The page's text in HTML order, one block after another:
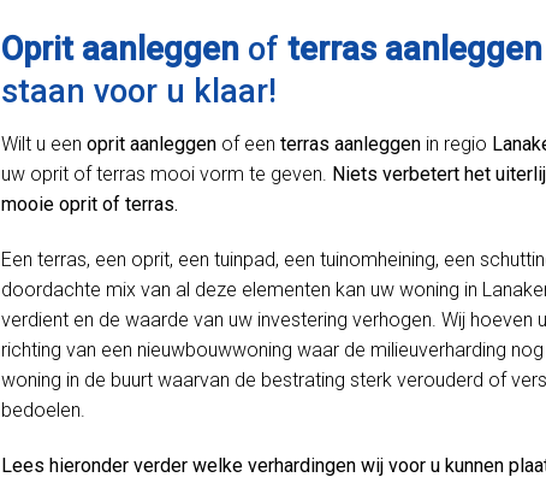
Oprit aanleggen of terras
staan voor u klaar!
Wilt u een oprit aanleggen of een terras aanleggen in regio
uw oprit of terras mooi vorm te geven. Niets verbetert het
mooie oprit of terras.
Een terras, een oprit, een tuinpad, een tuinomheining, een
doordachte mix van al deze elementen kan uw woning in
verdient en de waarde van uw investering verhogen. Wij hoeven
richting van een nieuwbouwwoning waar de milieuverharding
woning in de buurt waarvan de bestrating sterk verouderd of
bedoelen.
Lees hieronder verder welke verhardingen wij voor u kunnen